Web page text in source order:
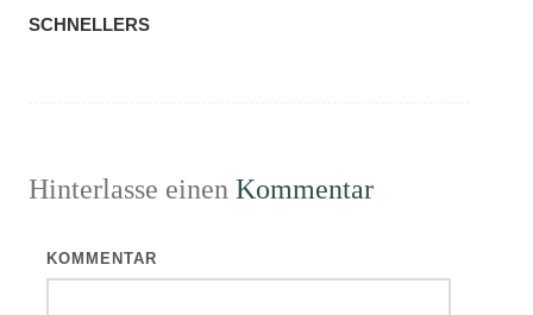
SCHNELLERS
Hinterlasse einen Kommentar
KOMMENTAR